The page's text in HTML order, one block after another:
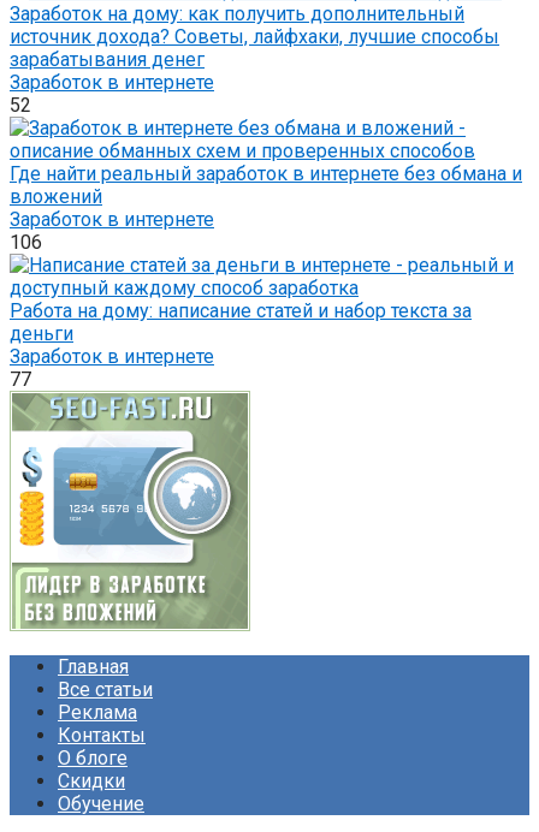
Заработок на дому: как получить дополнительный
источник дохода? Советы, лайфхаки, лучшие способы
зарабатывания денег
Заработок в интернете
52
Где найти реальный заработок в интернете без обмана и
вложений
Заработок в интернете
106
Работа на дому: написание статей и набор текста за
деньги
Заработок в интернете
77
Главная
Все статьи
Реклама
Контакты
О блоге
Скидки
Обучение